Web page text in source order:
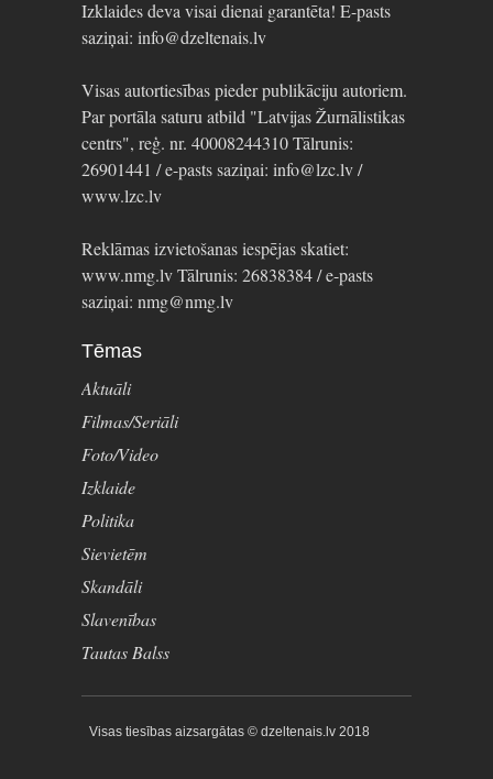
Izklaides deva visai dienai garantēta! E-pasts
saziņai: info@dzeltenais.lv
Visas autortiesības pieder publikāciju autoriem.
Par portāla saturu atbild "Latvijas Žurnālistikas
centrs", reģ. nr. 40008244310 Tālrunis:
26901441 / e-pasts saziņai: info@lzc.lv /
www.lzc.lv
Reklāmas izvietošanas iespējas skatiet:
www.nmg.lv Tālrunis: 26838384 / e-pasts
saziņai: nmg@nmg.lv
Tēmas
Aktuāli
Filmas/Seriāli
Foto/Video
Izklaide
Politika
Sievietēm
Skandāli
Slavenības
Tautas Balss
Visas tiesības aizsargātas © dzeltenais.lv 2018